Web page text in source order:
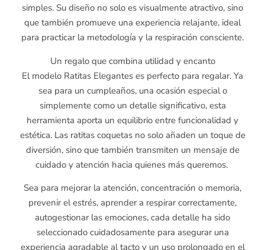
simples. Su diseño no solo es visualmente atractivo, sino
que también promueve una experiencia relajante, ideal
para practicar la metodología y la respiración consciente.
Un regalo que combina utilidad y encanto
El modelo Ratitas Elegantes es perfecto para regalar. Ya
sea para un cumpleaños, una ocasión especial o
simplemente como un detalle significativo, esta
herramienta aporta un equilibrio entre funcionalidad y
estética. Las ratitas coquetas no solo añaden un toque de
diversión, sino que también transmiten un mensaje de
cuidado y atención hacia quienes más queremos.
Sea para mejorar la atención, concentración o memoria,
prevenir el estrés, aprender a respirar correctamente,
autogestionar las emociones, cada detalle ha sido
seleccionado cuidadosamente para asegurar una
experiencia agradable al tacto y un uso prolongado en el